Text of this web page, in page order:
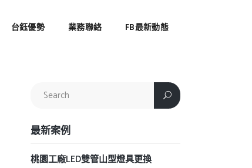
台鈺優勢 業務聯絡 FB最新動態
最新案例
桃園工廠LED雙管山型燈具更換